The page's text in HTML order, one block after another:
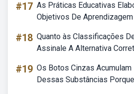
#17 As Práticas Educativas
Objetivos De Aprendizagem
#18 Quanto às Classificações
Assinale A Alternativa
#19 Os Botos Cinzas
Dessas Substâncias Porque